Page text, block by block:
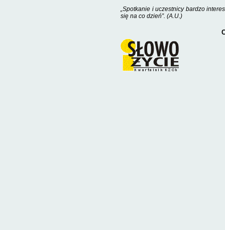
„Spotkanie i uczestnicy bardzo
się na co dzień”. (A.U.)